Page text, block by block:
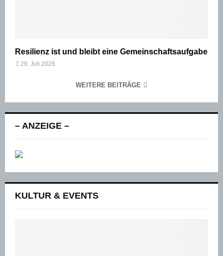
Resilienz ist und bleibt eine Gemeinschaftsaufgabe
29. Juli 2026
WEITERE BEITRÄGE
– ANZEIGE –
KULTUR & EVENTS